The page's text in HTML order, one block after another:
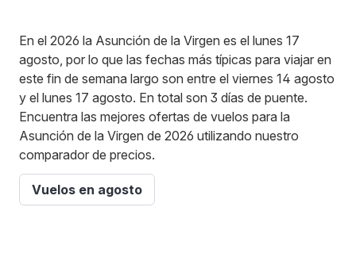
En el 2026 la Asunción de la Virgen es el lunes 17
agosto, por lo que las fechas más típicas para viajar en
este fin de semana largo son entre el viernes 14 agosto
y el lunes 17 agosto. En total son 3 días de puente.
Encuentra las mejores ofertas de vuelos para la
Asunción de la Virgen de 2026 utilizando nuestro
comparador de precios.
Vuelos en agosto